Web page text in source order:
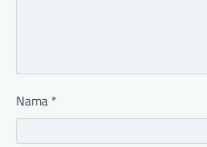
Nama *